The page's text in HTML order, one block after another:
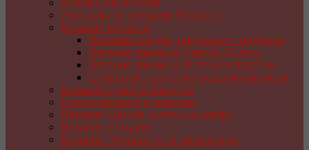
Куколки Амигуруми
Журналы со схемами. Вязание
Вязание крючком
Вязание пледов, покрывал и подушек
Вязаная крючком одежда. Схемы
Вязание крючком. Мелочи и поделки
Салфетки, скатерти и коврики крючком
Вязание сумок и корзинок
Цветы крючком и спицами
Вязание. Шапки, шляпы и шарфы
Вязание спицами
Вязание. Украшения и аксессуары